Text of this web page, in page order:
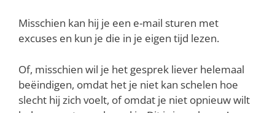
Misschien kan hij je een e-mail sturen met
excuses en kun je die in je eigen tijd lezen.
Of, misschien wil je het gesprek liever helemaal
beëindigen, omdat het je niet kan schelen hoe
slecht hij zich voelt, of omdat je niet opnieuw wilt